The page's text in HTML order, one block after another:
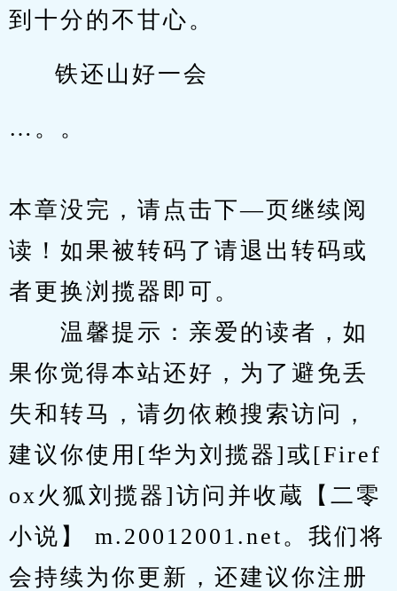
到十分的不甘心。
铁还山好一会
…。。
本章没完，请点击下—页继续阅
读！如果被转码了请退出转码或
者更换浏揽器即可。
温馨提示：亲爱的读者，如
果你觉得本站还好，为了避免丢
失和转马，请勿依赖搜索访问，
建议你使用[华为刘揽器]或[Firef
ox火狐刘揽器]访问并收蔵【二零
小说】 m.20012001.net。我们将
会持续为你更新，还建议你注册